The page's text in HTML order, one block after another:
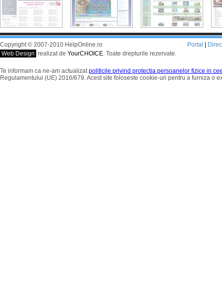
Copyright © 2007-2010 HelpOnline.ro
Web Design realizat de YourCHOICE. Toate drepturile rezervate.
Portal
Te informam ca ne-am actualizatpoliticile privind protectia persoanelor fizice in
Regulamentului (UE) 2016/679. Acest site foloseste cookie-uri pentru a furniza o